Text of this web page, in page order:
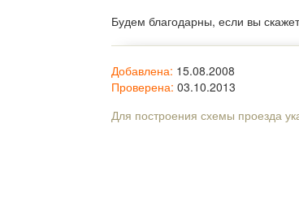
Будем благодарны, если вы
Добавлена: 15.08.2008
Проверена: 03.10.2013
Для построения схемы проезда